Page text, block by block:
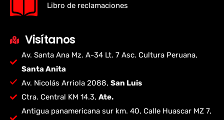
Libro de reclamaciones
Visítanos
Av. Santa Ana Mz. A-34 Lt. 7 Asc. Cultura Peruana,
Santa Anita
Av. Nicolás Arriola 2088, San Luis
Ctra. Central KM 14.3, Ate.
Antigua panamericana sur km. 40, Calle Huascar MZ 7,